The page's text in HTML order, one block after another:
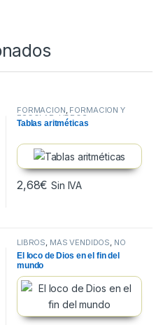
FORMACION, FORMACIÓN Y
ESCOLAR LIBROS
Tablas aritméticas
2,68€ Sin IVA
LIBROS MÁS VENDIDOS NO
FICCION
El loco de Dios en el fin del
mundo